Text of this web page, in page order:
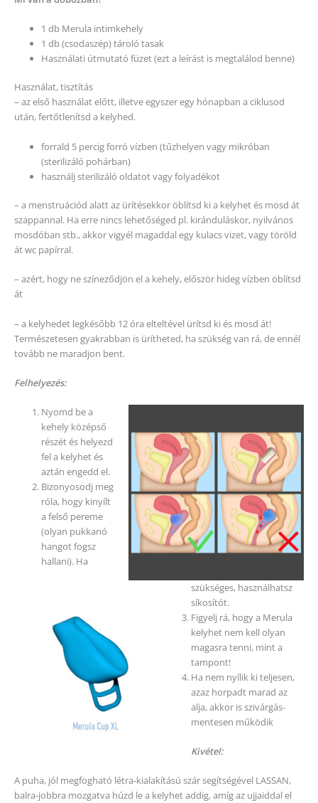
1 db Merula intimkehely
1 db (csodaszép) tároló tasak
Használati útmutató füzet (ezt a leírást is megtalálod benne)
Használat, tisztítás
– az első használat előtt, illetve egyszer egy hónapban a ciklusod
után, fertőtlenítsd a kelyhed.
forrald 5 percig forró vízben (tűzhelyen vagy mikróban
(sterilizáló pohárban)
használj sterilizáló oldatot vagy folyadékot
– a menstruációd alatt az ürítésekkor öblítsd ki a kelyhet és mosd át
szappannal. Ha erre nincs lehetőséged pl. kiránduláskor, nyilvános
mosdóban stb., akkor vigyél magaddal egy kulacs vizet, vagy töröld
át wc papírral.
– azért, hogy ne színeződjön el a kehely, először hideg vízben öblítsd
át
– a kelyhedet legkésőbb 12 óra elteltével ürítsd ki és mosd át!
Természetesen gyakrabban is ürítheted, ha szükség van rá, de ennél
tovább ne maradjon bent.
Felhelyezés:
Nyomd be a
kehely középső
részét és helyezd
fel a kelyhet és
aztán engedd el.
Bizonyosodj meg
róla, hogy kinyílt
a felső pereme
(olyan pukkanó
hangot fogsz
hallani). Ha
szükséges, használhatsz
síkosítót.
Figyelj rá, hogy a Merula
kelyhet nem kell olyan
magasra tenni, mint a
tampont!
Ha nem nyílik ki teljesen,
azaz horpadt marad az
alja, akkor is szivárgás-
mentesen működik
Kivétel:
A puha, jól megfogható létra-kialakítású szár segítségével LASSAN,
balra-jobbra mozgatva húzd le a kelyhet addig, amíg az ujjaiddal el